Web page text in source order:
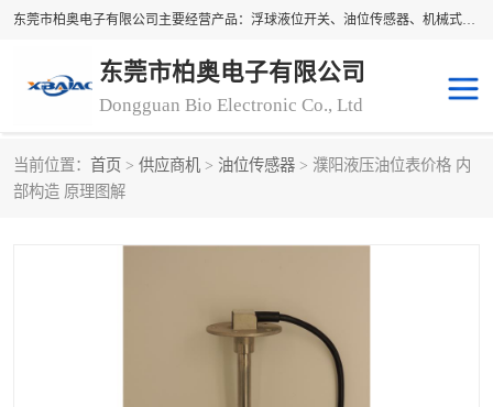
东莞市柏奥电子有限公司主要经营产品：浮球液位开关、油位传感器、机械式油表、浮球液位计、水位控制浮球阀、料位开关，水流开关、油水位控制配套仪表等。柏奥电子，您可信赖的合作伙伴
东莞市柏奥电子有限公司
Dongguan Bio Electronic Co., Ltd
当前位置： 首页 > 供应商机 > 油位传感器 > 濮阳液压油位表价格 内
部构造 原理图解
浮球液位开关
机械式油表 水流开关
浮球阀